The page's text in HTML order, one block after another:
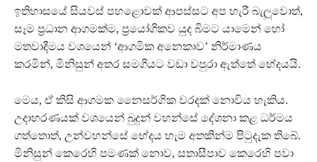
ඉතිහාසයේ සියවස් පහළොවක් ආපස්සට අප හැරී බැලූවොත්,
සෑම ප‍්‍රධාන ආගමක්ම, ප‍්‍රයෝගිකව යුද බිමට යාමෙන් හෝ
මතවාදීමය වශයෙන් ‘ආගමික අනෙකාව’ නිර්මාණය
කරමින්, මිනිසුන් අතර සමගියට වඩා වපුරා ඇත්තේ භේදයයි.
මෙය, ඒ කිසි ආගමක නෛසර්ගි ක වරදක් නොවිය හැකිය.
උදාහරණයක් වශයෙන් බුදුන් වහන්සේ දේශනා කළ ධර්මය
ගත්තොත්, උන්වහන්සේ භේදය හැම අතකින්ම පිටුදැක තිබේ.
මිනිසුන් කෙරෙහි පමණක් නොව, සතාසීපාව කෙරෙහි පවා